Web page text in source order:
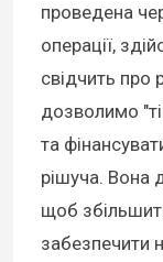
проведена
операції,
свідчить про
дозволимо
та
рішуча. Вона
щоб
забезпечити